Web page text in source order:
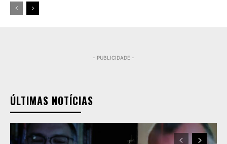
- PUBLICIDADE -
ÚLTIMAS NOTÍCIAS